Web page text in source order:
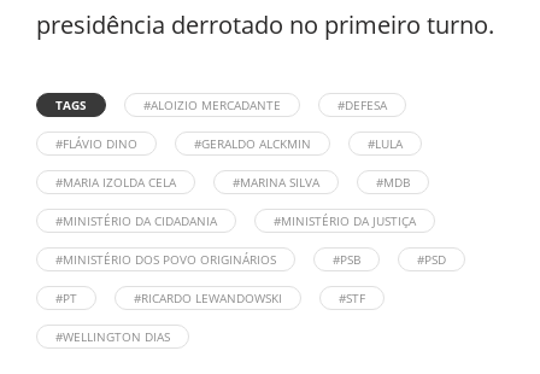
presidência derrotado no primeiro turno.
TAGS #ALOIZIO MERCADANTE #DEFESA
#FLÁVIO DINO #GERALDO ALCKMIN #LULA
#MARIA IZOLDA CELA #MARINA SILVA #MDB
#MINISTÉRIO DA CIDADANIA #MINISTÉRIO DA JUSTIÇA
#MINISTÉRIO DOS POVO ORIGINÁRIOS #PSB #PSD
#PT #RICARDO LEWANDOWSKI #STF
#WELLINGTON DIAS